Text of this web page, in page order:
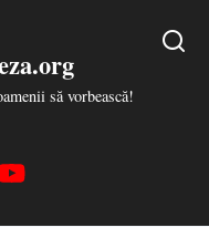
să vorbească!